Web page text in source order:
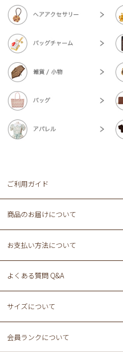
ご利用ガイド
商品のお届けについて
お支払い方法について
よくある質問 Q&A
サイズについて
会員ランクについて